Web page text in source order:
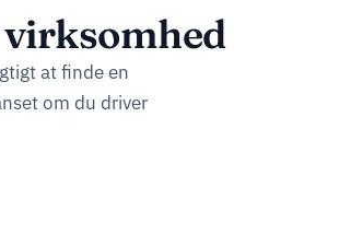
at finde en
om du driver